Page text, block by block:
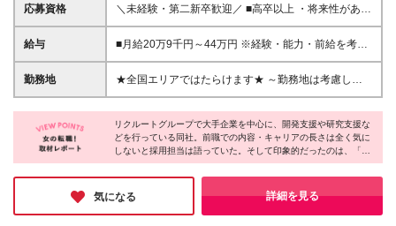
応募資格
＼未経験・第二新卒歓迎／ ■高卒以上 ・将来性があり
そうだと思ったから ・正社員としてしっかり稼ぎた
い ・手に職つけたくて など志望理由は何でもOK！ 仕
安心してご応募ください♪
給与
■月給20万9千円～44万円 ※経験・能力・前給を考慮
の上、決定いたします ※時間外手当100％支給 ※派遣
就業先が変更となる場合には、就業規則、労使協定等
た希望も配属の際に考慮します。 ＜手当＞ ■職務担当
手当 ■通勤手当（上限月3万円） ■残業手当（全額支
給） ■住宅手当（5割を会社負担／就業規則に定める
料補助（資格ごとに社内規定により決定） ■資格取得
奨励金 （資格により2万円～20万円の祝金支給） ◎
一例 ・基本情報技術者（5万円） ・プロジェクトマネ
勤務地
★全国エリアではたらけます★ ～勤務地は考慮しま
す～ ■東北エリア／青森・岩手・宮城・秋田・山形・
福島 ■関東エリア／東京・埼玉・神奈川・千葉・茨
城・栃木・群馬 ■北信越エリア／長野・山梨・福井 ■
東海エリア／静岡・愛知・岐阜・三重 ■関西エリア／
大阪・京都・奈良・兵庫・滋賀 ■中国・四国エリア／
広島・岡山・山口・香川 ■九州エリア／福岡・長崎・
熊本・佐賀・大分・宮崎・鹿児島 ※転勤の可能性あ
り ★U・Iターン、歓迎！ 当社では「住宅手当」
リクルートグループで大手企業を中心に、開発支援や研究支援な
どを行っている同社。前職での内容・キャリアの長さは全く気に
しないと採用担当は語っていた。そして印象的だったのは、「当
社で経験を積んで、それを他社で活かしたいと思うようになった
ら、転職という選択肢も大いにアリです」という一言。その時々
の自分の志向に合わせて、仕事や会社を選ぶ昨今、同社は時代に
フィットする考えを持つ数少ない会社かもしれない。
気になる 詳細を見る